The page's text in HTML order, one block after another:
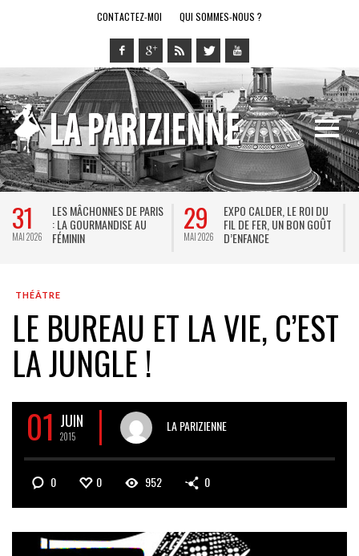
CONTACTEZ-MOI QUI SOMMES-NOUS ?
29
MAI 2026
EXPO CALDER, LE ROI DU
FIL DE FER, UN BON GOÛT
D’ENFANCE
28
MAI 2026
LE RING DE KATHARSY,
SPECTACLE EN FORME
JEU VIDÉO !
THÉÂTRE
LE BUREAU ET LA VIE, C’EST
LA JUNGLE !
01 JUIN
2015
LA PARIZIENNE
0 0 952 0